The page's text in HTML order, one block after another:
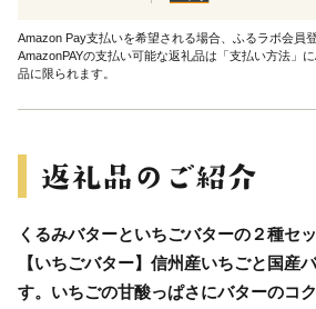
Amazon Pay支払いを希望される場合、ふるラボ会員
AmazonPAYの支払い可能な返礼品は「支払い方法」
品に限られます。
くるみバターといちごバターの２種セッ
【いちごバター】信州産いちごと国産
す。いちごの甘酸っぱさにバターのコ